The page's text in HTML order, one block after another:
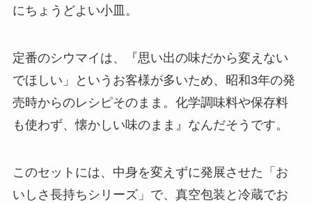
にちょうどよい小皿。
定番のシウマイは、『思い出の味だから変えない
でほしい」というお客様が多いため、昭和3年の発
売時からのレシピそのまま。化学調味料や保存料
も使わず、懐かしい味のまま』なんだそうです。
このセットには、中身を変えずに発展させた「お
いしさ長持ちシリーズ」で、真空包装と冷蔵でお